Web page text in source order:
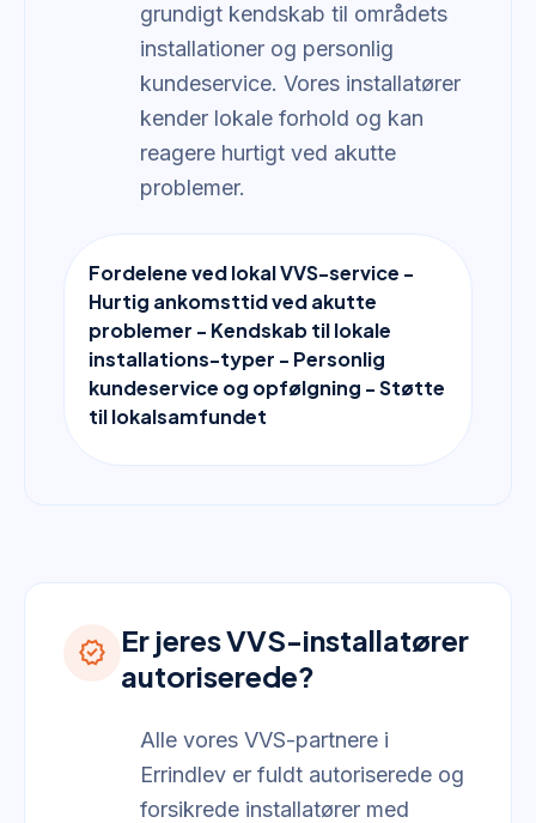
grundigt kendskab til områdets
installationer og personlig
kundeservice. Vores installatører
kender lokale forhold og kan
reagere hurtigt ved akutte
problemer.
Fordelene ved lokal VVS-service -
Hurtig ankomsttid ved akutte
problemer - Kendskab til lokale
installations-typer - Personlig
kundeservice og opfølgning - Støtte
til lokalsamfundet
verified Er jeres VVS-installatører
autoriserede?
Alle vores VVS-partnere i
Errindlev er fuldt autoriserede og
forsikrede installatører med